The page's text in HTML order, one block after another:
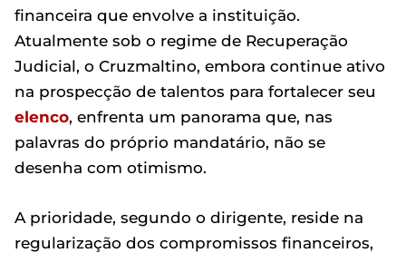
financeira que envolve a instituição.
Atualmente sob o regime de Recuperação
Judicial, o Cruzmaltino, embora continue ativo
na prospecção de talentos para fortalecer seu
elenco, enfrenta um panorama que, nas
palavras do próprio mandatário, não se
desenha com otimismo.
A prioridade, segundo o dirigente, reside na
regularização dos compromissos financeiros,